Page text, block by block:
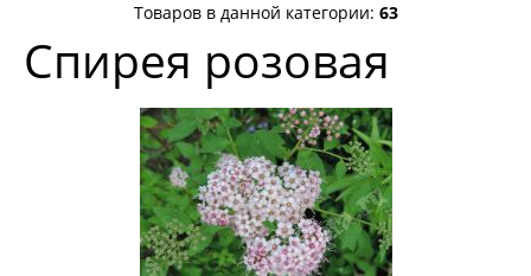
Товаров в данной категории: 63
Спирея розовая